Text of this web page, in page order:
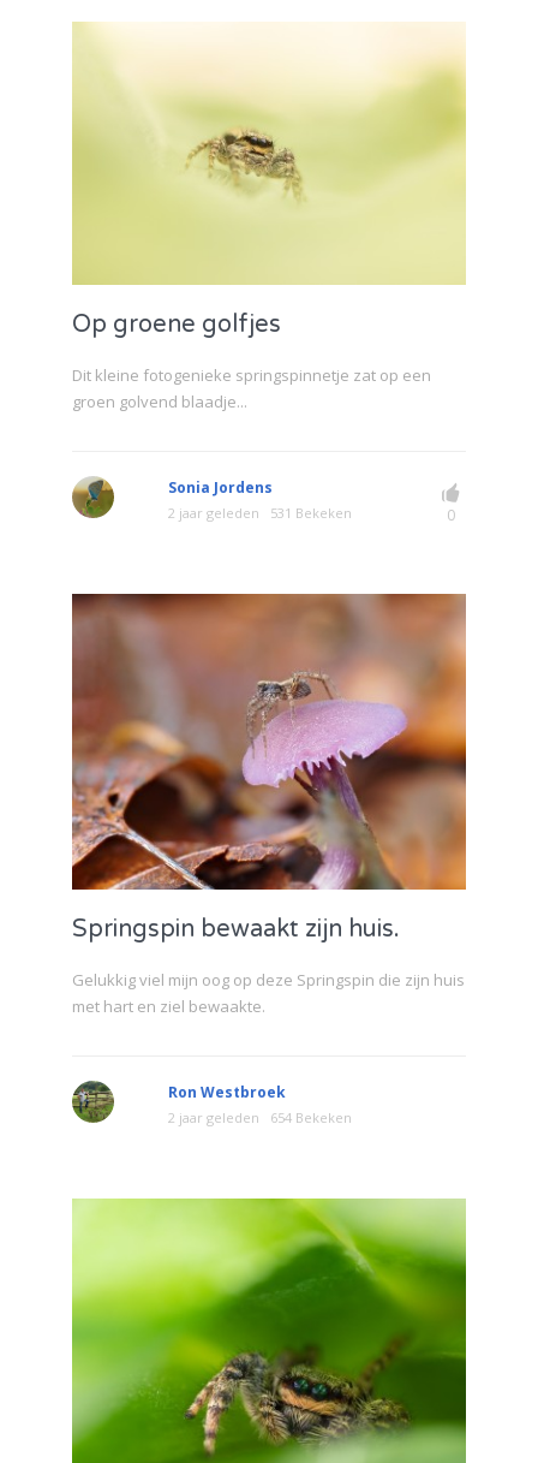
Op groene golfjes
Dit kleine fotogenieke springspinnetje zat op een
groen golvend blaadje...
Sonia Jordens
2 jaar geleden 531 Bekeken 0
Springspin bewaakt zijn huis.
Gelukkig viel mijn oog op deze Springspin die zijn huis
met hart en ziel bewaakte.
Ron Westbroek
2 jaar geleden 654 Bekeken